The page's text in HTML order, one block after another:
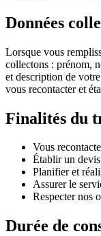
Données
Lorsque vous
collectons : prénom,
et description de
vous recontacter et
Finalités du
Vous
Établir un
Planifier et
Assurer le
Respecter nos
Durée de